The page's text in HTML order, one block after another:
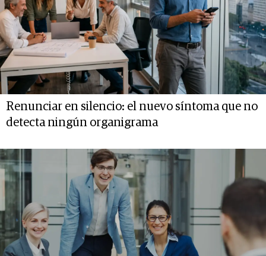
Renunciar en silencio: el nuevo síntoma que no
detecta ningún organigrama